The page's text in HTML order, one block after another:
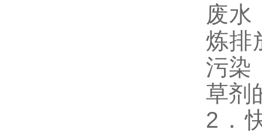
废水
炼排
污染
草剂
2．